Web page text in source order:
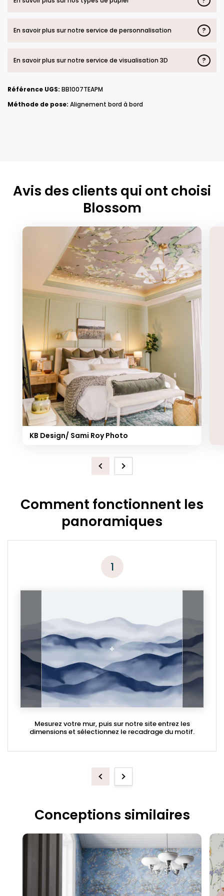
En savoir plus sur notre service de personnalisation ?
En savoir plus sur notre service de visualisation 3D ?
Référence UGS: BB1007TEAPM
Méthode de pose: Alignement bord à bord
Avis des clients qui ont choisi
Blossom
KB Design/ Sami Roy Photo
PreviousNext
Comment fonctionnent les
panoramiques
1
Mesurez votre mur, puis sur notre site entrez les
dimensions et sélectionnez le recadrage du motif.
PreviousNext
Conceptions similaires